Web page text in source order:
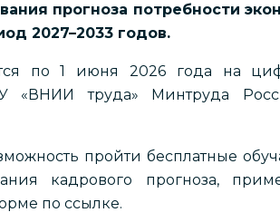
прогноза потребности
2027–2033 годов.
по 1 июня 2026 года на
«ВНИИ труда» Минтруда
пройти бесплатные
кадрового прогноза,
по ссылке.